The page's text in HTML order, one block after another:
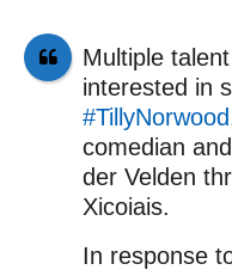
Multiple
interested in
#TillyNorwood
comedian
der Velden
Xicoiais.
In response